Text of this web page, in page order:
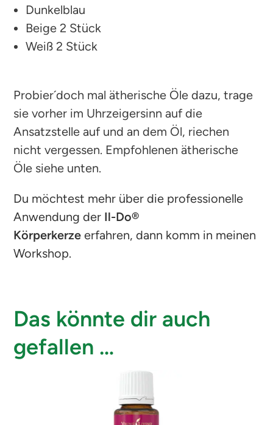
Dunkelblau
Beige 2 Stück
Weiß 2 Stück
Probier´doch mal ätherische Öle dazu, trage
sie vorher im Uhrzeigersinn auf die
Ansatzstelle auf und an dem Öl, riechen
nicht vergessen. Empfohlenen ätherische
Öle siehe unten.
Du möchtest mehr über die professionelle
Anwendung der Il-Do®
Körperkerzeerfahren, dann komm in meinen
Workshop.
Das könnte dir auch
gefallen …